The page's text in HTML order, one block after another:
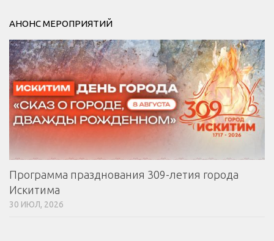
АНОНС МЕРОПРИЯТИЙ
Программа празднования 309-летия города
Искитима
30 ИЮЛ, 2026